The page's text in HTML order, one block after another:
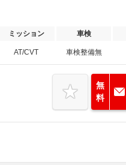
ミッション 車検
AT/CVT 車検整備無
無
料